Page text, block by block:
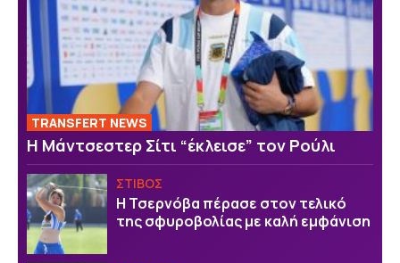
TRANSFERT NEWS
Η Μάντσεστερ Σίτι “έκλεισε” τον Ρούλι
ΣΤΙΒΟΣ
Η Τσερνόβα πέρασε στον τελικό
της σφυροβολίας με καλή εμφάνιση